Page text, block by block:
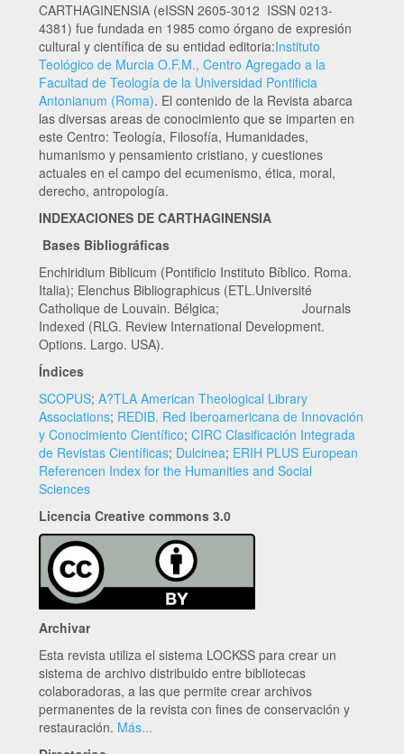
CARTHAGINENSIA (eISSN 2605-3012 ISSN 0213-
4381) fue fundada en 1985 como órgano de expresión
cultural y científica de su entidad editoria:Instituto
Teológico de Murcia O.F.M., Centro Agregado a la
Facultad de Teología de la Universidad Pontificia
Antonianum (Roma). El contenido de la Revista abarca
las diversas areas de conocimiento que se imparten en
este Centro: Teología, Filosofía, Humanidades,
humanismo y pensamiento cristiano, y cuestiones
actuales en el campo del ecumenismo, ética, moral,
derecho, antropología.
INDEXACIONES DE CARTHAGINENSIA
Bases Bibliográficas
Enchiridium Biblicum (Pontificio Instituto Bíblico. Roma.
Italia); Elenchus Bibliographicus (ETL.Université
Catholique de Louvain. Bélgica; Journals
Indexed (RLG. Review International Development.
Options. Largo. USA).
Índices
SCOPUS; A?TLA American Theological Library
Associations; REDIB. Red Iberoamericana de Innovación
y Conocimiento Científico; CIRC Clasificación Integrada
de Revistas Científicas; Dulcinea; ERIH PLUS European
Referencen Index for the Humanities and Social
Sciences
Licencia Creative commons 3.0
Archivar
Esta revista utiliza el sistema LOCKSS para crear un
sistema de archivo distribuido entre bibliotecas
colaboradoras, a las que permite crear archivos
permanentes de la revista con fines de conservación y
restauración. Más...